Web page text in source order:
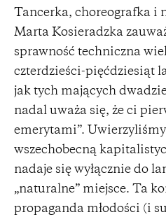
Tancerka, choreografka i
Marta Kosieradzka
sprawność techniczna
czterdzieści-pięćdziesiąt
jak tych mających
nadal uważa się, że ci
emerytami”.
wszechobecną
nadaje się wyłącznie do
„naturalne” miejsce. Ta
propaganda młodości (i